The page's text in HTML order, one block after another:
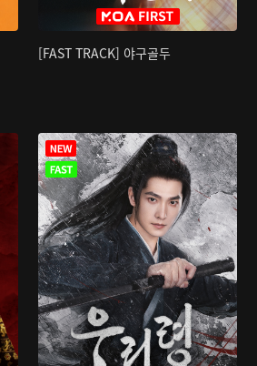
[FAST TRACK] 야구골두